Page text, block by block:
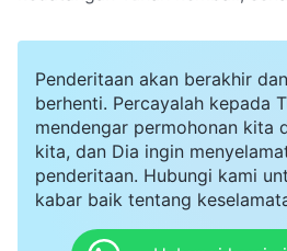
juga telah memperoleh
bukan saja tidak mencari atau
mengarang rumor, menghakimi,
Mahakuasa, menghalangi orang
yang benar?
Penderitaan akan berakhir
berhenti. Percayalah kepada
mendengar permohonan kita
kita, dan Dia ingin
penderitaan. Hubungi kami
kabar baik tentang